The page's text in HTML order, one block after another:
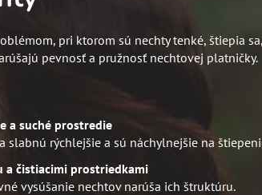
pri ktorom sú nechty tenké, štiepia
pevnosť a pružnosť nechtovej platničky.
a suché prostredie
slabnú rýchlejšie a sú náchylnejšie na
a čistiacimi prostriedkami
vysúšanie nechtov narúša ich štruktúru.